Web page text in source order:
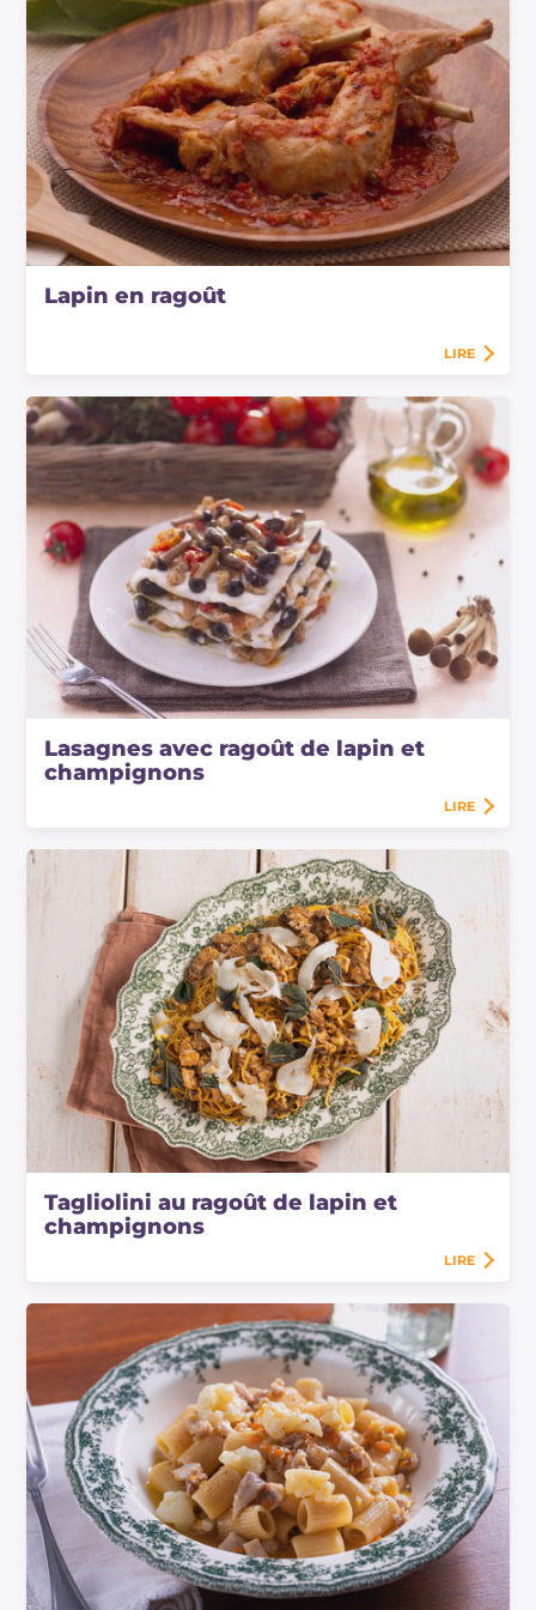
Lapin en ragoût
LIRE
Lasagnes avec ragoût de lapin et
champignons
LIRE
Tagliolini au ragoût de lapin et
champignons
LIRE